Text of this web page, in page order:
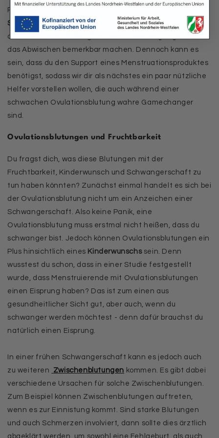
Periode. Du kannst dir die Ovulationsblutung wie eine
Schmierblutungvorstellen. Sie kann also ganz leicht
ausfallen und sich lediglich beim Toilettengang durch
das Abwischen bemerkbar machen. Dennoch kann es
sein, dass du den Support eines Menstruationsproduktes
benötigst, sodass wir dir als nächstes ein paar nützliche
Helfer vorstellen wollen, die auch während einer
schwachen Ovulationsblutung wahre Gamechanger
sind.
Ovulationsblutungen und Fruchtbarkeit
Du fragst dich, was diese Blutungen mit der
Fruchtbarkeit, Kinderwunsch und Schwangerschaft zu
tun haben könnten? Zunächst einmal handelt es sich bei
der Ovulationsblutung nicht um ein Anzeichen einer
Schwangerschaft. Also keine Panik, eine
Ovulationsblutung muss erstmal nicht heißen, dass du
schwanger bist. Jedoch können Ovulationsblutungen ein
Plus hinsichtlich eines Kinderwunschssein. Denn
wusstest du schon, dass in einer Studie festgestellt
wurde, dass Menstruierende mit Ovulationsblutungen
einen Eisprung haben? Das ist zum einen aus
gesundheitlicher Sicht gut, aber auch, wenn du
schwanger werden möchtest - denn dafür brauchst du
natürlich einen Eisprung.
In einer frühen Schwangerschaft kann es jedoch auch
zu weiteren
Zwischenblutungen kommen. Es gibt dabei
verschiedene Ursachen für solche Zwischenblutungen.
Zum Beispiel können Zwischenblutungen auftreten,
wenn es zur Einnistung kommt. Sind starke Blutungen
und auch Schmerzen involviert, dann sollte dies ärztlich
abgeklärt werden, um sowohl eine Fehlgeburt, als auch